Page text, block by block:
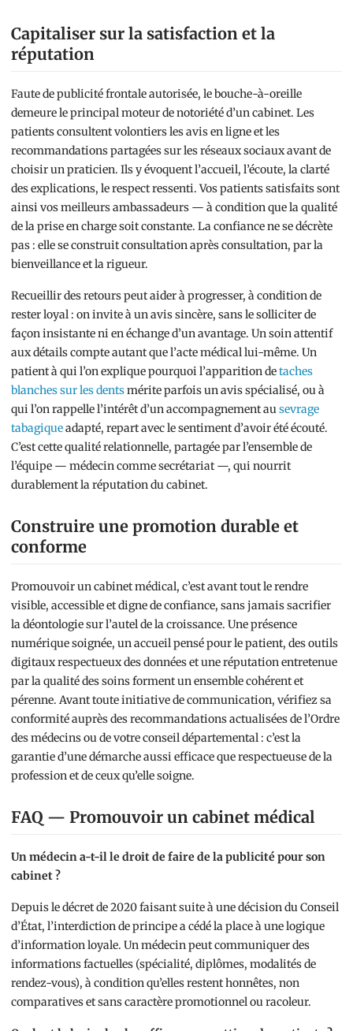
Capitaliser sur la satisfaction et la
réputation
Faute de publicité frontale autorisée, le bouche-à-oreille
demeure le principal moteur de notoriété d’un cabinet. Les
patients consultent volontiers les avis en ligne et les
recommandations partagées sur les réseaux sociaux avant de
choisir un praticien. Ils y évoquent l’accueil, l’écoute, la clarté
des explications, le respect ressenti. Vos patients satisfaits sont
ainsi vos meilleurs ambassadeurs — à condition que la qualité
de la prise en charge soit constante. La confiance ne se décrète
pas : elle se construit consultation après consultation, par la
bienveillance et la rigueur.
Recueillir des retours peut aider à progresser, à condition de
rester loyal : on invite à un avis sincère, sans le solliciter de
façon insistante ni en échange d’un avantage. Un soin attentif
aux détails compte autant que l’acte médical lui-même. Un
patient à qui l’on explique pourquoi l’apparition detaches
blanches sur les dentsmérite parfois un avis spécialisé, ou à
qui l’on rappelle l’intérêt d’un accompagnement ausevrage
tabagiqueadapté, repart avec le sentiment d’avoir été écouté.
C’est cette qualité relationnelle, partagée par l’ensemble de
l’équipe — médecin comme secrétariat —, qui nourrit
durablement la réputation du cabinet.
Construire une promotion durable et
conforme
Promouvoir un cabinet médical, c’est avant tout le rendre
visible, accessible et digne de confiance, sans jamais sacrifier
la déontologie sur l’autel de la croissance. Une présence
numérique soignée, un accueil pensé pour le patient, des outils
digitaux respectueux des données et une réputation entretenue
par la qualité des soins forment un ensemble cohérent et
pérenne. Avant toute initiative de communication, vérifiez sa
conformité auprès des recommandations actualisées de l’Ordre
des médecins ou de votre conseil départemental : c’est la
garantie d’une démarche aussi efficace que respectueuse de la
profession et de ceux qu’elle soigne.
FAQ — Promouvoir un cabinet médical
Un médecin a-t-il le droit de faire de la publicité pour son
cabinet ?
Depuis le décret de 2020 faisant suite à une décision du Conseil
d’État, l’interdiction de principe a cédé la place à une logique
d’information loyale. Un médecin peut communiquer des
informations factuelles (spécialité, diplômes, modalités de
rendez-vous), à condition qu’elles restent honnêtes, non
comparatives et sans caractère promotionnel ou racoleur.